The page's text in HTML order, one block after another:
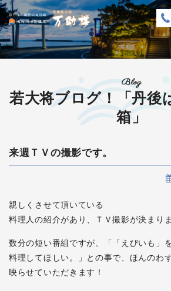
Blog
若大将ブログ！「丹後
箱」
来週ＴＶの撮影です。
親しくさせて頂いている
料理人の紹介があり、ＴＶ撮影が決まりま
数分の短い番組ですが、「「えびいも」
料理してほしい。」との事で、ほんのわ
映らせていただきます！